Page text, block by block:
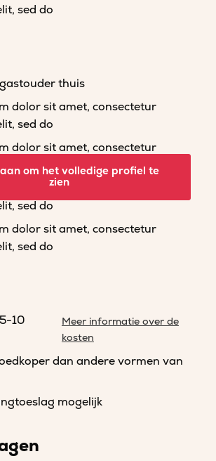
sed do
thuis
dolor sit amet, consectetur
sed do
dolor sit amet, consectetur
sed do
dolor sit amet, consectetur
sed do
dolor sit amet, consectetur
sed do
om het volledige profiel te
zien
10
Meer informatie over de
kosten
dan andere vormen van
mogelijk